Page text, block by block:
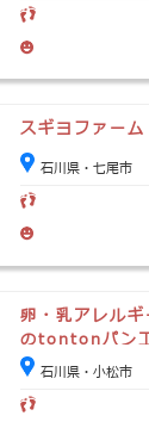
スギヨファー
石川県・七尾市
卵・乳アレル
のtontonパン
石川県・小松市